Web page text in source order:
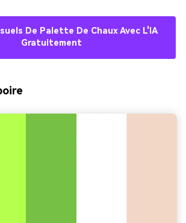
De Palette De Chaux Avec L'IA
Gratuitement